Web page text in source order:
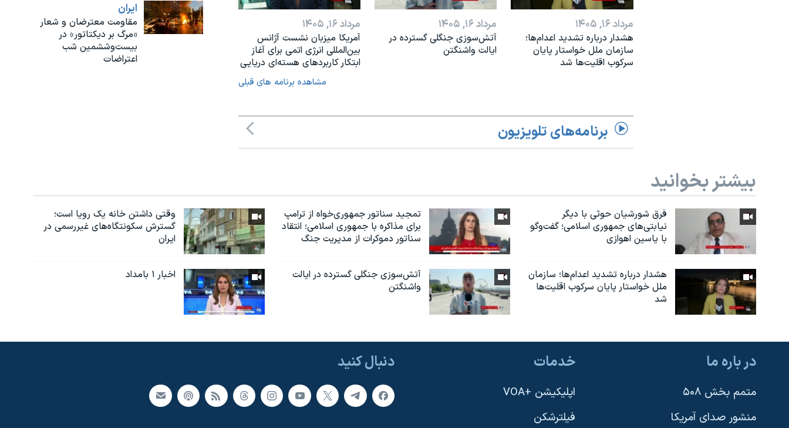
ايران
مقاومت معترضان و شعار
«مرگ بر دیکتاتور» در
بیست‌وششمین شب
اعتراضات
مرداد ۱۶, ۱۴۰۵
هشدار درباره تشدید اعدام‌ها؛
سازمان ملل خواستار پایان
سرکوب اقلیت‌ها شد
مرداد ۱۶, ۱۴۰۵
آتش‌سوزی جنگلی گسترده در
ایالت واشنگتن
مرداد ۱۶, ۱۴۰۵
آمریکا میزبان نشست آژانس
بین‌المللی انرژی اتمی برای آغاز
ابتکار کاربردهای هسته‌ای دریایی
مشاهده برنامه های قبلی
برنامه‌های تلویزیون
بیشتر بخوانید
فرق شورشیان حوثی با دیگر
نیابتی‌های جمهوری اسلامی؛ گفت‌وگو
با یاسین اهوازی
تمجید سناتور جمهوری‌خواه از ترامپ
برای مذاکره با جمهوری اسلامی؛ انتقاد
سناتور دموکرات از مدیریت جنگ
وقتی داشتن خانه یک رویا است؛
گسترش سکونتگاه‌های غیررسمی در
ایران
هشدار درباره تشدید اعدام‌ها؛ سازمان
ملل خواستار پایان سرکوب اقلیت‌ها
شد
آتش‌سوزی جنگلی گسترده در ایالت
واشنگتن
اخبار ۱ بامداد
دنبال کنید در باره ما
متمم بخش ۵۰۸
منشور صدای آمریکا
خدمات
اپلیکیشن +VOA
فیلترشکن